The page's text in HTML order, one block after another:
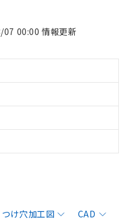
00:00 情報更新
け穴加工図
CAD